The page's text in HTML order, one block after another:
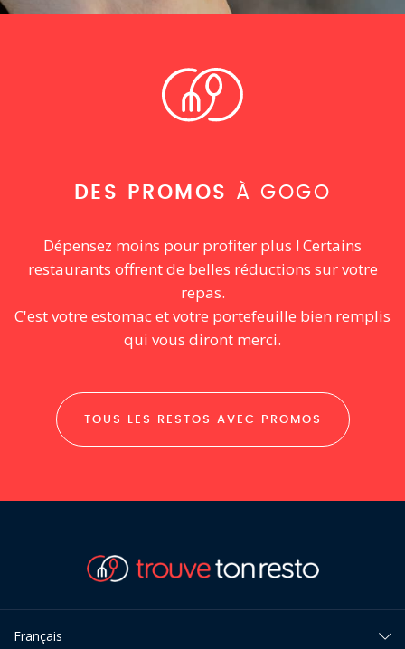
DES PROMOS À GOGO
Dépensez moins pour profiter plus ! Certains
restaurants offrent de belles réductions sur votre
repas.
C'est votre estomac et votre portefeuille bien remplis
qui vous diront merci.
TOUS LES RESTOS AVEC PROMOS
Français